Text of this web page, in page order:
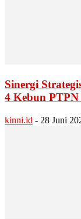
Sinergi
4 Kebun PTPN
kinni.id - 28 Juni